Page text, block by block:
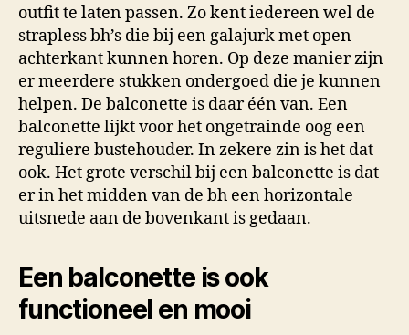
outfit te laten passen. Zo kent iedereen wel de
strapless bh’s die bij een galajurk met open
achterkant kunnen horen. Op deze manier zijn
er meerdere stukken ondergoed die je kunnen
helpen. De balconette is daar één van. Een
balconette lijkt voor het ongetrainde oog een
reguliere bustehouder. In zekere zin is het dat
ook. Het grote verschil bij een balconette is dat
er in het midden van de bh een horizontale
uitsnede aan de bovenkant is gedaan.
Een balconette is ook
functioneel en mooi